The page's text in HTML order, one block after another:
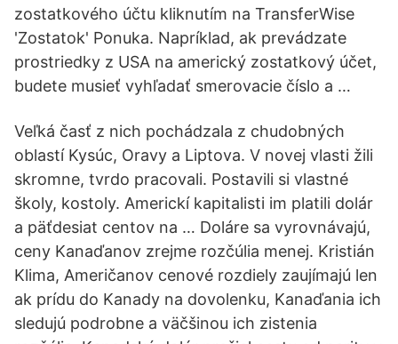
zostatkového účtu kliknutím na TransferWise
'Zostatok' Ponuka. Napríklad, ak prevádzate
prostriedky z USA na americký zostatkový účet,
budete musieť vyhľadať smerovacie číslo a …
Veľká časť z nich pochádzala z chudobných
oblastí Kysúc, Oravy a Liptova. V novej vlasti žili
skromne, tvrdo pracovali. Postavili si vlastné
školy, kostoly. Americkí kapitalisti im platili dolár
a päťdesiat centov na … Doláre sa vyrovnávajú,
ceny Kanaďanov zrejme rozčúlia menej. Kristián
Klima, Američanov cenové rozdiely zaujímajú len
ak prídu do Kanady na dovolenku, Kanaďania ich
sledujú podrobne a väčšinou ich zistenia